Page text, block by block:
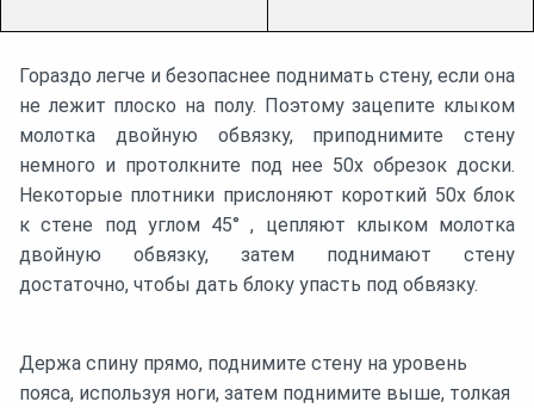
Гораздо легче и безопаснее поднимать стену, если она
не лежит плоско на полу. Поэтому зацепите клыком
молотка двойную обвязку, приподнимите стену
немного и протолкните под нее 50х обрезок доски.
Некоторые плотники прислоняют короткий 50х блок
к стене под углом 45° , цепляют клыком молотка
двойную обвязку, затем поднимают стену
достаточно, чтобы дать блоку упасть под обвязку.
Держа спину прямо, поднимите стену на уровень
пояса, используя ноги, затем поднимите выше, толкая